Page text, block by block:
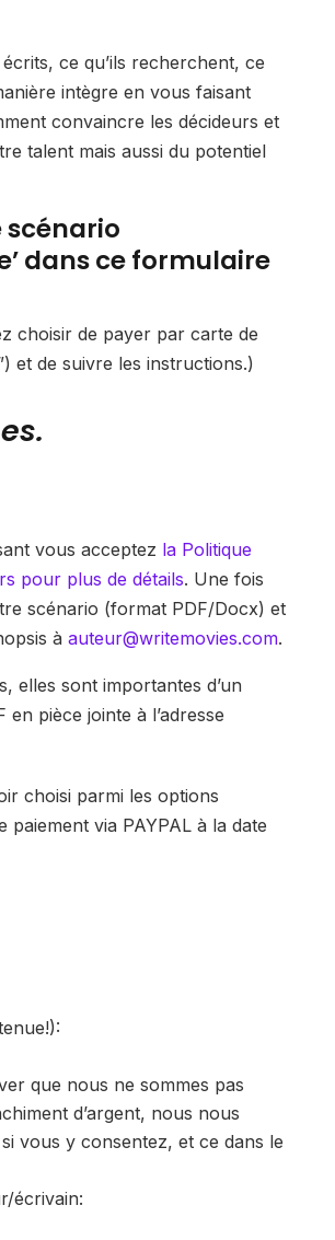
ce qu’ils recherchent, ce
intègre en vous faisant
convaincre les décideurs et
talent mais aussi du potentiel
dans ce formulaire
choisir de payer par carte de
et de suivre les instructions.)
vous acceptez la Politique
pour plus de détails. Une fois
scénario (format PDF/Docx) et
àauteur@writemovies.com.
elles sont importantes d’un
pièce jointe à l’adresse
choisi parmi les options
via PAYPAL à la date
que nous ne sommes pas
d’argent, nous nous
vous y consentez, et ce dans le
écrivain: